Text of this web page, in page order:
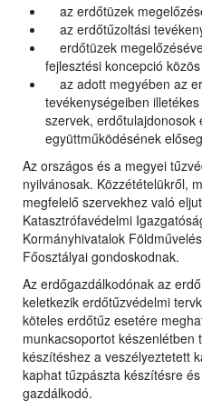
az erdőtüzek
az erdőtűzoltási
erdőtüzek
fejlesztési koncepció
az adott megyében az
tevékenységeiben
szervek, erdőtulajdonosok
együttműködésének
Az országos és a megyei
nyilvánosak. Közzétételükről,
megfelelő szervekhez való
Katasztrófavédelmi
Kormányhivatalok
Főosztályai gondoskodnak.
Az erdőgazdálkodónak az
keletkezik erdőtűzvédelmi
köteles erdőtűz esetére
munkacsoportot készenlétben
készítéshez a veszélyeztetett
kaphat tűzpászta készítésre
gazdálkodó.